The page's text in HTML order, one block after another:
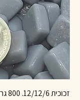
זכוכית 12/12/6. 800 גרם # 68